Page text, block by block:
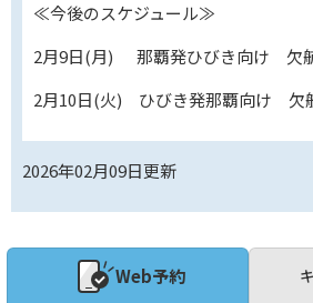
≪今後のスケジュール≫
2月9日(月) 那覇発ひびき向け 欠
2月10日(火) ひびき発那覇向け 欠
2026年02月09日更新
琉球エキスプレス３
Web予約